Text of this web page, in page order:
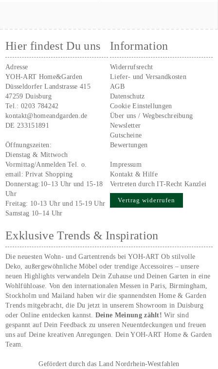
Hier findest Du uns
Adresse
YOH-ART Home&Garden
Düsseldorfer Landstrasse 415
47259 Duisburg
Tel.:0203 784242
kontakt@homeandgarden.de
DE 233151891
Öffnungszeiten:
Dienstag & Mittwoch
Vormittag/Anmelden Tel. o.
email:Privat Shopping
Donnerstag:10–13 Uhr und 15-18
Uhr
Freitag: 10-13 Uhr und 15-19 Uhr
Samstag 10–14 Uhr
Information
Widerrufsrecht
Liefer- und Versandkosten
AGB
Datenschutz
Cookie Einstellungen
Über uns / Wegbeschreibung
Newsletter
Gutscheine
Bewertungen
Impressum
Kontakt & Hilfe
Vertreten durch IT-Recht Kanzlei
Vertrag widerrufen
Exklusive Trends & Inspiration
Die neuesten Wohn- und Gartentrends bei YOH‑ART Ob stilvolle
Deko, außergewöhnliche Möbel oder trendige Accessoires – unsere
neuen Highlights verwandeln Dein Zuhause und Deinen Garten in eine
Wohlfühloase. Von den internationalen Messen in Paris, Birmingham,
Stockholm und Mailand haben wir die spannendsten Home & Garden
Trends mitgebracht, die Du jetzt in unserem Showroom in Duisburg
oder Online entdecken kannst. Deine Meinung zählt!Wir sind
gespannt auf Dein Feedback zu unseren Neuentdeckungen und freuen
uns auf Deine kreativen Anregungen. Dein YOH‑ART Home & Garden
Team.
Gefördert durch das Land Nordrhein-Westfahlen